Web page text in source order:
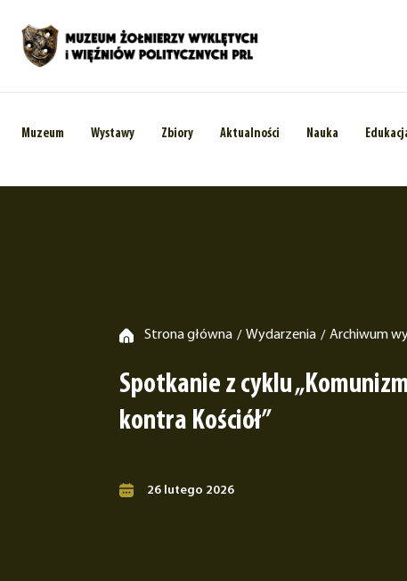
Muzeum Wystawy Zbiory Aktualności Nauka
Strona główna / Wydarzenia / Archiwum
Spotkanie z cyklu
kontra Kościół”
26 lutego 2026